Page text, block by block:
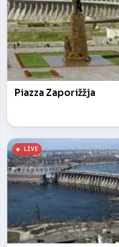
Piazza Zaporižžja